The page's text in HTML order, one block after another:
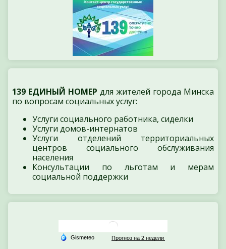
139 ЕДИНЫЙ НОМЕР для жителей города Минска
по вопросам социальных услуг:
Услуги социального работника, сиделки
Услуги домов-интернатов
Услуги отделений территориальных
центров социального обслуживания
населения
Консультации по льготам и мерам
социальной поддержки